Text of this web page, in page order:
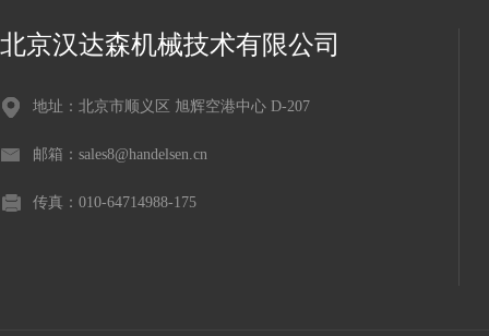
北京汉达森机械技术有限公司
地址：北京市顺义区 旭辉空港中心 D-207
邮箱：sales8@handelsen.cn
传真：010-64714988-175